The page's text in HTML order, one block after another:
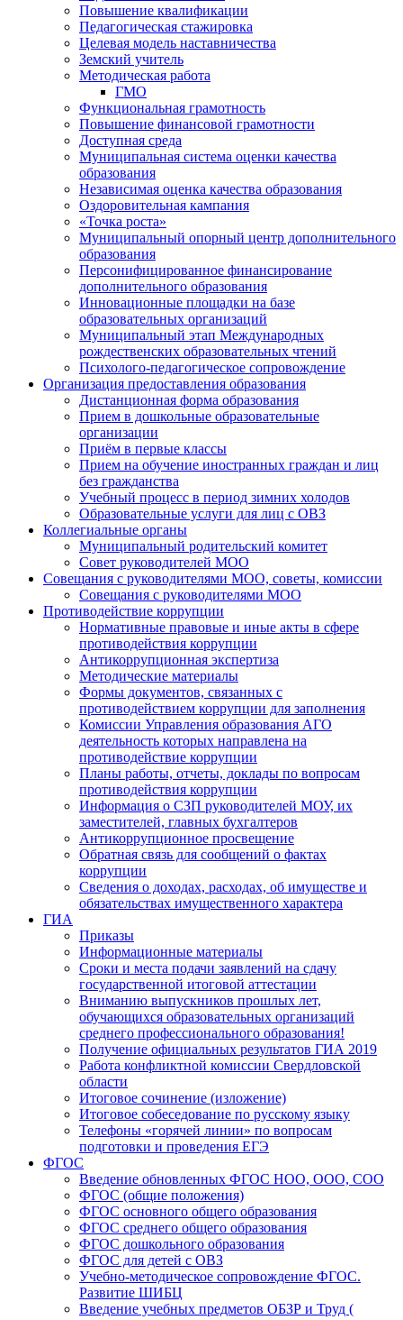
Повышение квалификации
Педагогическая стажировка
Целевая модель наставничества
Земский учитель
Методическая работа
ГМО
Функциональная грамотность
Повышение финансовой грамотности
Доступная среда
Муниципальная система оценки качества
образования
Независимая оценка качества образования
Оздоровительная кампания
«Точка роста»
Муниципальный опорный центр дополнительного
образования
Персонифицированное финансирование
дополнительного образования
Инновационные площадки на базе
образовательных организаций
Муниципальный этап Международных
рождественских образовательных чтений
Психолого-педагогическое сопровождение
Организация предоставления образования
Дистанционная форма образования
Прием в дошкольные образовательные
организации
Приём в первые классы
Прием на обучение иностранных граждан и лиц
без гражданства
Учебный процесс в период зимних холодов
Образовательные услуги для лиц с ОВЗ
Коллегиальные органы
Муниципальный родительский комитет
Совет руководителей МОО
Совещания с руководителями МОО, советы, комиссии
Совещания с руководителями МОО
Противодействие коррупции
Нормативные правовые и иные акты в сфере
противодействия коррупции
Антикоррупционная экспертиза
Методические материалы
Формы документов, связанных с
противодействием коррупции для заполнения
Комиссии Управления образования АГО
деятельность которых направлена на
противодействие коррупции
Планы работы, отчеты, доклады по вопросам
противодействия коррупции
Информация о СЗП руководителей МОУ, их
заместителей, главных бухгалтеров
Антикоррупционное просвещение
Обратная связь для сообщений о фактах
коррупции
Сведения о доходах, расходах, об имуществе и
обязательствах имущественного характера
ГИА
Приказы
Информационные материалы
Сроки и места подачи заявлений на сдачу
государственной итоговой аттестации
Вниманию выпускников прошлых лет,
обучающихся образовательных организаций
среднего профессионального образования!
Получение официальных результатов ГИА 2019
Работа конфликтной комиссии Свердловской
области
Итоговое сочинение (изложение)
Итоговое собеседование по русскому языку
Телефоны «горячей линии» по вопросам
подготовки и проведения ЕГЭ
ФГОС
Введение обновленных ФГОС НОО, ООО, СОО
ФГОС (общие положения)
ФГОС основного общего образования
ФГОС среднего общего образования
ФГОС дошкольного образования
ФГОС для детей с ОВЗ
Учебно-методическое сопровождение ФГОС.
Развитие ШИБЦ
Введение учебных предметов ОБЗР и Труд (